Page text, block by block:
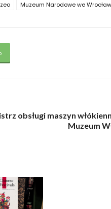
Muzeum Narodowe we
obsługi maszyn
Muzeum